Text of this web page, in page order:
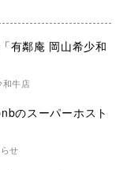
有鄰庵 岡山希少和
牛店
のスーパーホスト
せ